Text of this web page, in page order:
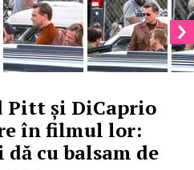
Pitt și DiCaprio
în filmul lor:
cu balsam de